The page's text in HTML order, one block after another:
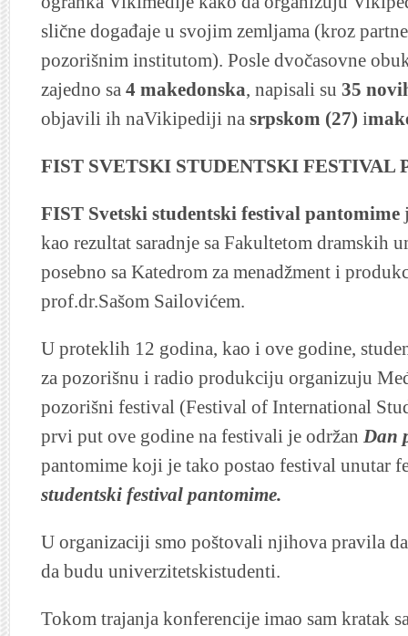
slične događaje u svojim zemljama (kroz
pozorišnim institutom). Posle dvočasovne
zajedno sa 4 makedonska, napisali su 35
objavili ih naVikipediji na srpskom (27) i
FIST SVETSKI STUDENTSKI FESTIVAL
FIST Svetski studentski festival pantomime
kao rezultat saradnje sa Fakultetom dramskih
posebno sa Katedrom za menadžment i
prof.dr.Sašom Sailovićem.
U proteklih 12 godina, kao i ove godine,
za pozorišnu i radio produkciju organizuju
pozorišni festival (Festival of International
prvi put ove godine na festivali je održan Dan
pantomime koji je tako postao festival unutar
studentski festival pantomime.
U organizaciji smo poštovali njihova pravila
da budu univerzitetskistudenti.
Tokom trajanja konferencije imao sam kratak